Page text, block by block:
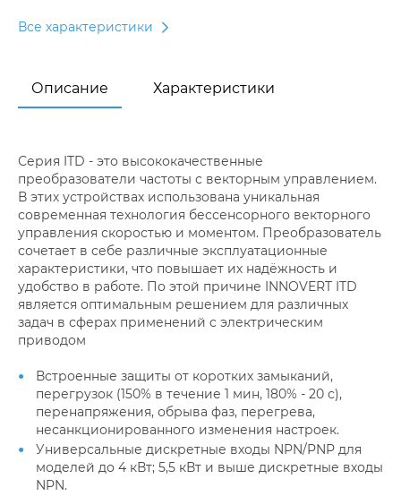
Все характеристики
Описание Характеристики
Серия ITD - это высококачественные
преобразователи частоты с векторным управлением.
В этих устройствах использована уникальная
современная технология бессенсорного векторного
управления скоростью и моментом. Преобразователь
сочетает в себе различные эксплуатационные
характеристики, что повышает их надёжность и
удобство в работе. По этой причине INNOVERT ITD
является оптимальным решением для различных
задач в сферах применений c электрическим
приводом
Встроенные защиты от коротких замыканий,
перегрузок (150% в течение 1 мин, 180% - 20 с),
перенапряжения, обрыва фаз, перегрева,
несанкционированного изменения настроек.
Универсальные дискретные входы NPN/PNP для
моделей до 4 кВт; 5,5 кВт и выше дискретные входы
NPN.